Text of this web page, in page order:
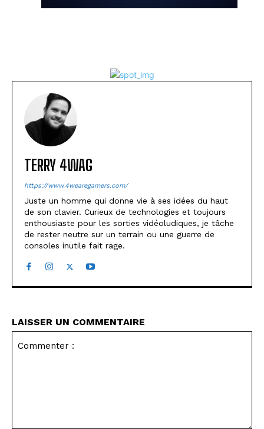
TERRY 4WAG
https://www.4wearegamers.com/
Juste un homme qui donne vie à ses idées du haut
de son clavier. Curieux de technologies et toujours
enthousiaste pour les sorties vidéoludiques, je tâche
de rester neutre sur un terrain ou une guerre de
consoles inutile fait rage.
LAISSER UN COMMENTAIRE